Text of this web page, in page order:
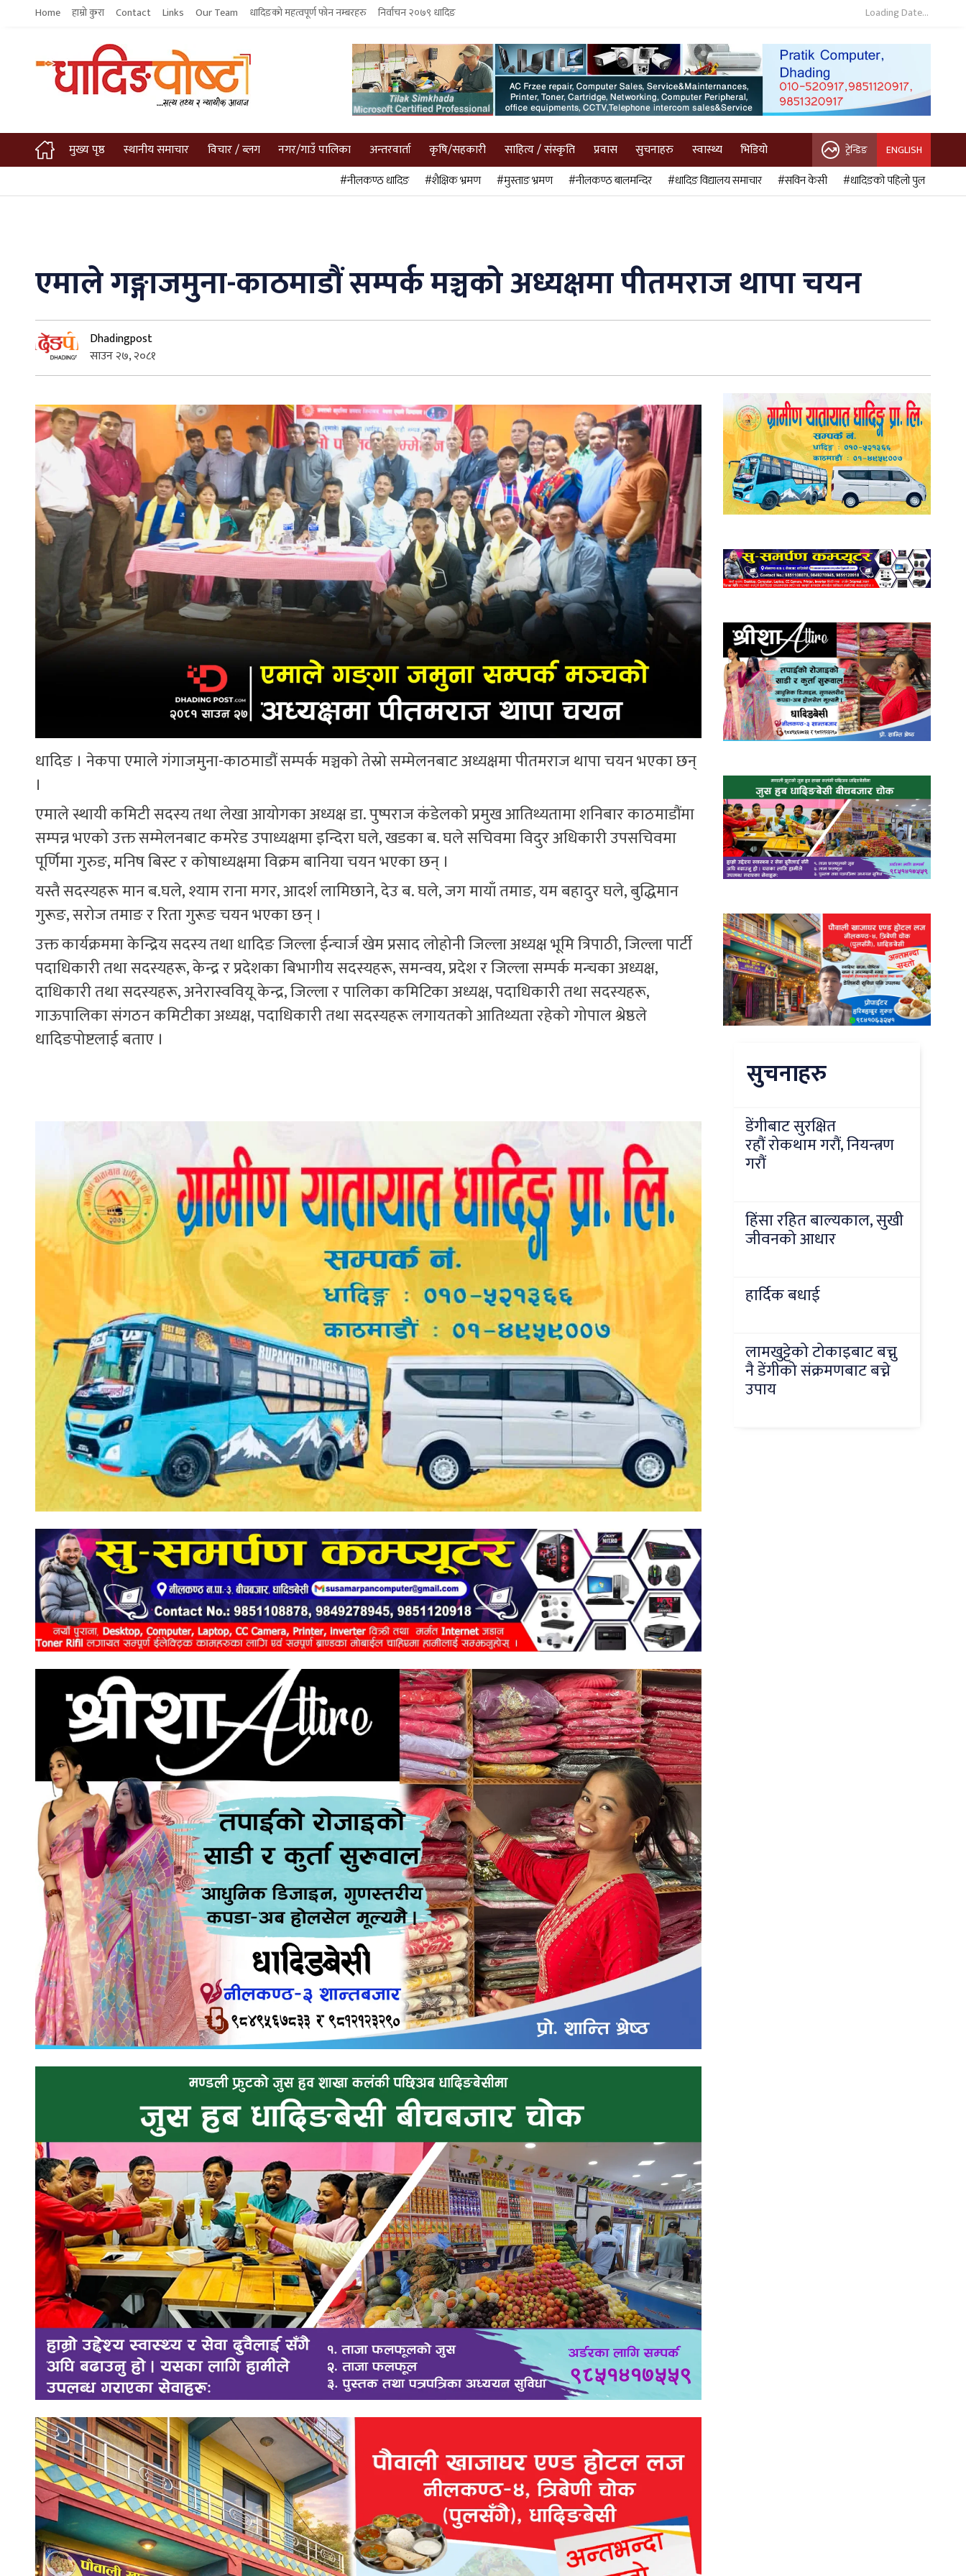
Home हाम्रो कुरा Contact Links Our Team धादिङको महत्वपूर्ण फोन नम्बरहरु निर्वाचन २०७९ धादिङ Loading Date...
मुख्य पृष्ठ स्थानीय समाचार विचार / ब्लग नगर/गाउँ पालिका अन्तरवार्ता कृषि/सहकारी साहित्य / संस्कृति प्रवास सुचनाहरु स्वास्थ्य भिडियो ट्रेन्डिङ ENGLISH
#नीलकण्ठ धादिङ #शैक्षिक भ्रमण #मुस्ताङ भ्रमण #नीलकण्ठ बालमन्दिर #धादिङ विद्यालय समाचार #सविन केसी #धादिङको पहिलो पुल
एमाले गङ्गाजमुना-काठमाडौं सम्पर्क मञ्चको अध्यक्षमा पीतमराज थापा चयन
Dhadingpost
साउन २७, २०८१
धादिङ । नेकपा एमाले गंगाजमुना-काठमाडौं सम्पर्क मञ्चको तेस्रो सम्मेलनबाट अध्यक्षमा पीतमराज थापा चयन भएका छन्
।
एमाले स्थायी कमिटी सदस्य तथा लेखा आयोगका अध्यक्ष डा. पुष्पराज कंडेलको प्रमुख आतिथ्यतामा शनिबार काठमाडौंमा
सम्पन्न भएको उक्त सम्मेलनबाट कमरेड उपाध्यक्षमा इन्दिरा घले, खडका ब. घले सचिवमा विदुर अधिकारी उपसचिवमा
पूर्णिमा गुरुङ, मनिष बिस्ट र कोषाध्यक्षमा विक्रम बानिया चयन भएका छन् ।
यस्तै सदस्यहरू मान ब.घले, श्याम राना मगर, आदर्श लामिछाने, देउ ब. घले, जग मायाँ तमाङ, यम बहादुर घले, बुद्धिमान
गुरूङ, सरोज तमाङ र रिता गुरूङ चयन भएका छन् ।
उक्त कार्यक्रममा केन्द्रिय सदस्य तथा धादिङ जिल्ला ईन्चार्ज खेम प्रसाद लोहोनी जिल्ला अध्यक्ष भूमि त्रिपाठी, जिल्ला पार्टी
पदाधिकारी तथा सदस्यहरू, केन्द्र र प्रदेशका बिभागीय सदस्यहरू, समन्वय, प्रदेश र जिल्ला सम्पर्क मन्चका अध्यक्ष,
दाधिकारी तथा सदस्यहरू, अनेरास्ववियू केन्द्र, जिल्ला र पालिका कमिटिका अध्यक्ष, पदाधिकारी तथा सदस्यहरू,
गाऊपालिका संगठन कमिटीका अध्यक्ष, पदाधिकारी तथा सदस्यहरू लगायतको आतिथ्यता रहेको गोपाल श्रेष्ठले
धादिङपोष्टलाई बताए ।
सुचनाहरु
डेंगीबाट सुरक्षित
रहौं रोकथाम गरौं, नियन्त्रण
गरौं
हिंसा रहित बाल्यकाल, सुखी
जीवनको आधार
हार्दिक बधाई
लामखुट्टेको टोकाइबाट बच्नु
नै डेंगीको संक्रमणबाट बच्ने
उपाय